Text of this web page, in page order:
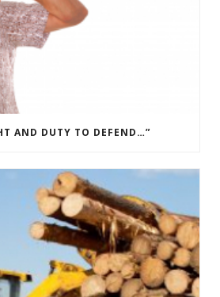
AND DUTY TO DEFEND…”